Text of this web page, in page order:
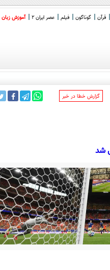
قرآن گوناگون فیلم عصر ایران 2 آموزش زبان
‌گزارش خطا در خبر
شد